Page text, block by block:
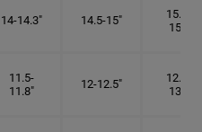
14-14.3" 14.5-15"
15.25-
15.5"
11.5-
11.8"
12-12.5"
12.75-
13.3"